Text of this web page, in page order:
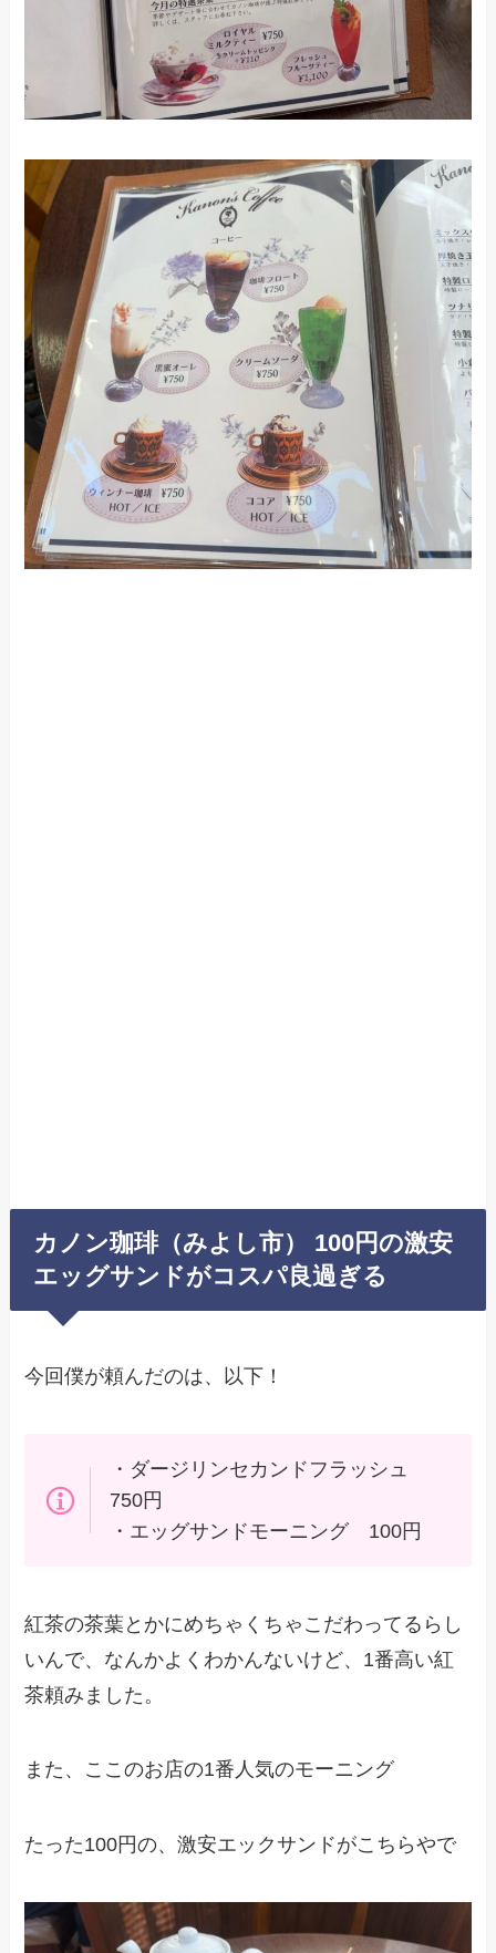
カノン珈琲（みよし市） 100円の激安
エッグサンドがコスパ良過ぎる
今回僕が頼んだのは、以下！
・ダージリンセカンドフラッシュ
750円
・エッグサンドモーニング 100円
紅茶の茶葉とかにめちゃくちゃこだわってるらし
いんで、なんかよくわかんないけど、1番高い紅
茶頼みました。
また、ここのお店の1番人気のモーニング
たった100円の、激安エックサンドがこちらやで